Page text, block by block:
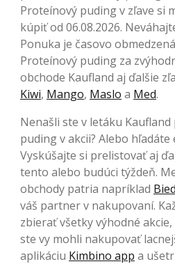
Proteínový puding v zľave si
kúpiť od 06.08.2026.
Ponuka je časovo
Proteínový puding za
obchode Kaufland aj ďalšie
Kiwi, Mango, Maslo a Med.
Nenašli ste v letáku
puding v akcii? Alebo hľadáte
Vyskúšajte si prelistovať aj
tento alebo budúci týždeň.
obchody patria napríklad
váš partner v nakupovaní.
zbierať všetky výhodné
ste vy mohli nakupovať
aplikáciu Kimbino app a